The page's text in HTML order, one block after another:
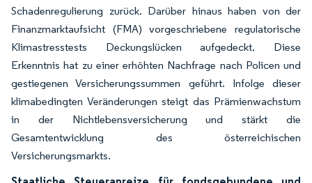
Schadenregulierung zurück. Darüber hinaus haben von der
Finanzmarktaufsicht (FMA) vorgeschriebene regulatorische
Klimastresstests Deckungslücken aufgedeckt. Diese
Erkenntnis hat zu einer erhöhten Nachfrage nach Policen und
gestiegenen Versicherungssummen geführt. Infolge dieser
klimabedingten Veränderungen steigt das Prämienwachstum
in der Nichtlebensversicherung und stärkt die
Gesamtentwicklung des österreichischen
Versicherungsmarkts.